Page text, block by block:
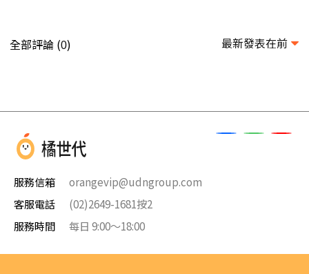
全部評論 (0) 最新發表在前
服務信箱
orangevip@udngroup.com
客服電話
(02)2649-1681按2
服務時間
每日 9:00～18:00